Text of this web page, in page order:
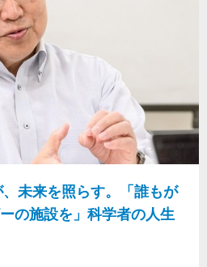
未来を照らす。「誰もが
の施設を」科学者の人生